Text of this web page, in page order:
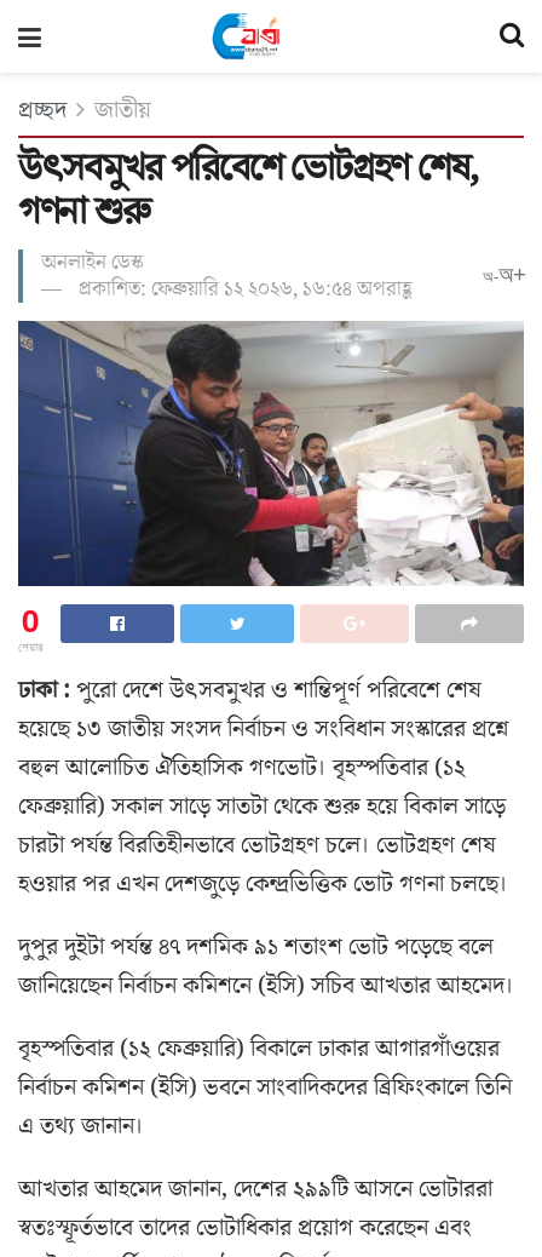
প্রচ্ছদ জাতীয়
উৎসবমুখর পরিবেশে ভোটগ্রহণ শেষ,
গণনা শুরু
অনলাইন ডেস্ক
প্রকাশিত: ফেব্রুয়ারি ১২ ২০২৬, ১৬:৫৪ অপরাহ্ণ
অ-অ+
0
শেয়ার
ঢাকা : পুরো দেশে উৎসবমুখর ও শান্তিপূর্ণ পরিবেশে শেষ
হয়েছে ১৩ জাতীয় সংসদ নির্বাচন ও সংবিধান সংস্কারের প্রশ্নে
বহুল আলোচিত ঐতিহাসিক গণভোট। বৃহস্পতিবার (১২
ফেব্রুয়ারি) সকাল সাড়ে সাতটা থেকে শুরু হয়ে বিকাল সাড়ে
চারটা পর্যন্ত বিরতিহীনভাবে ভোটগ্রহণ চলে। ভোটগ্রহণ শেষ
হওয়ার পর এখন দেশজুড়ে কেন্দ্রভিত্তিক ভোট গণনা চলছে।
দুপুর দুইটা পর্যন্ত ৪৭ দশমিক ৯১ শতাংশ ভোট পড়েছে বলে
জানিয়েছেন নির্বাচন কমিশনে (ইসি) সচিব আখতার আহমেদ।
বৃহস্পতিবার (১২ ফেব্রুয়ারি) বিকালে ঢাকার আগারগাঁওয়ের
নির্বাচন কমিশন (ইসি) ভবনে সাংবাদিকদের ব্রিফিংকালে তিনি
এ তথ্য জানান।
আখতার আহমেদ জানান, দেশের ২৯৯টি আসনে ভোটাররা
স্বতঃস্ফূর্তভাবে তাদের ভোটাধিকার প্রয়োগ করেছেন এবং